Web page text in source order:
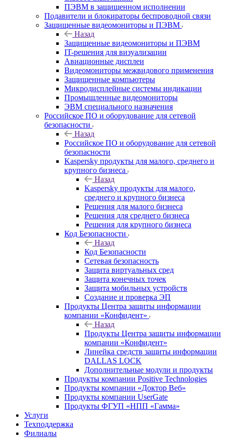
ПЭВМ в защищенном исполнении
Подавители и блокираторы беспроводной связи
Защищенные видеомониторы и ПЭВМ
Назад
Защищенные видеомониторы и ПЭВМ
IT-решения для визуализации
Авиационные дисплеи
Видеомониторы межвидового применения
Защищенные компьютеры
Микродисплейные системы индикации
Промышленные видеомониторы
ЭВМ специального назначения
Российское ПО и оборудование для сетевой
безопасности
Назад
Российское ПО и оборудование для сетевой
безопасности
Kaspersky продукты для малого, среднего и
крупного бизнеса
Назад
Kaspersky продукты для малого,
среднего и крупного бизнеса
Решения для малого бизнеса
Решения для среднего бизнеса
Решения для крупного бизнеса
Код Безопасности
Назад
Код Безопасности
Сетевая безопасность
Защита виртуальных сред
Защита конечных точек
Защита мобильных устройств
Создание и проверка ЭП
Продукты Центра защиты информации
компании «Конфидент»
Назад
Продукты Центра защиты информации
компании «Конфидент»
Линейка средств защиты информации
DALLAS LOCK
Дополнительные модули и продукты
Продукты компании Positive Technologies
Продукты компании «Доктор Веб»
Продукты компании UserGate
Продукты ФГУП «НПП «Гамма»
Услуги
Техподдержка
Филиалы